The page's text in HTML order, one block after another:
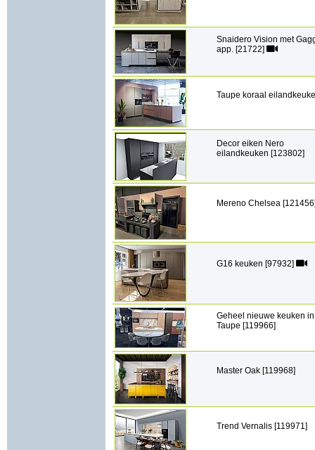
Snaidero Vision met
app. [21722]
Taupe koraal
Decor eiken Nero
eilandkeuken [123802]
Mereno Chelsea
G16 keuken [97932]
Geheel nieuwe keuken
Taupe [119966]
Master Oak [119968]
Trend Vernalis [119971]